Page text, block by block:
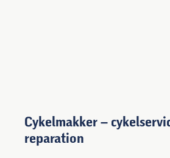
Cykelmakker –
reparation